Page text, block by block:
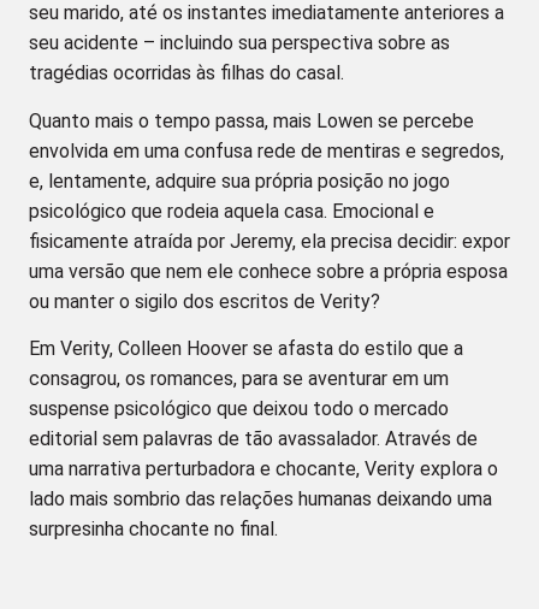
seu marido, até os instantes imediatamente anteriores a
seu acidente – incluindo sua perspectiva sobre as
tragédias ocorridas às filhas do casal.
Quanto mais o tempo passa, mais Lowen se percebe
envolvida em uma confusa rede de mentiras e segredos,
e, lentamente, adquire sua própria posição no jogo
psicológico que rodeia aquela casa. Emocional e
fisicamente atraída por Jeremy, ela precisa decidir: expor
uma versão que nem ele conhece sobre a própria esposa
ou manter o sigilo dos escritos de Verity?
Em Verity, Colleen Hoover se afasta do estilo que a
consagrou, os romances, para se aventurar em um
suspense psicológico que deixou todo o mercado
editorial sem palavras de tão avassalador. Através de
uma narrativa perturbadora e chocante, Verity explora o
lado mais sombrio das relações humanas deixando uma
surpresinha chocante no final.